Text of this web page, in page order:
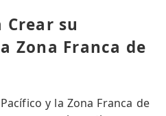
Crear su
Zona Franca de
y la Zona Franca de